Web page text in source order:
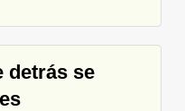
detrás se